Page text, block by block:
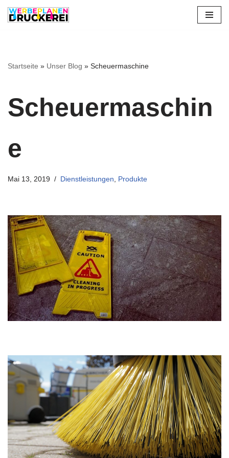
Startseite » Unser Blog » Scheuermaschine
Scheuermaschin
e
Mai 13, 2019 Dienstleistungen Produkte